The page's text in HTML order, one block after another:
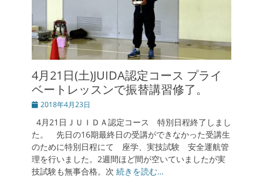
4月21日(土)JUIDA認定コース プライ
ベートレッスンで振替講習修了。
投
日
2018年4月23日
4月21日ＪＵＩＤＡ認定コース 特別日程終了しまし
た。 先日の16期最終日の受講ができなかった受講生
のために特別日程にて 座学、実技試験 安全運航管
理を行いました。2週間ほど間が空いていましたが実
技試験も無事合格。次 続きを読む…